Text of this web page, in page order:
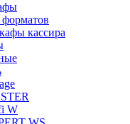
кассира
W